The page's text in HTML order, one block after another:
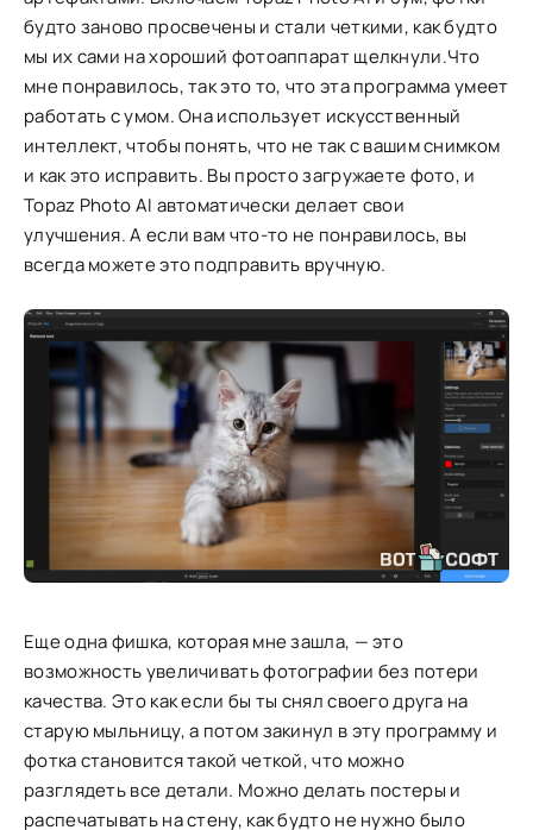
будто заново просвечены и стали четкими, как будто
мы их сами на хороший фотоаппарат щелкнули.Что
мне понравилось, так это то, что эта программа умеет
работать с умом. Она использует искусственный
интеллект, чтобы понять, что не так с вашим снимком
и как это исправить. Вы просто загружаете фото, и
Topaz Photo AI автоматически делает свои
улучшения. А если вам что-то не понравилось, вы
всегда можете это подправить вручную.
Еще одна фишка, которая мне зашла, — это
возможность увеличивать фотографии без потери
качества. Это как если бы ты снял своего друга на
старую мыльницу, а потом закинул в эту программу и
фотка становится такой четкой, что можно
разглядеть все детали. Можно делать постеры и
распечатывать на стену, как будто не нужно было